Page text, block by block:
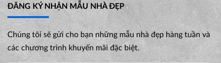
ĐĂNG KÝ NHẬN MẪU NHÀ ĐẸP
Chúng tôi sẽ gửi cho bạn những mẫu nhà đẹp hàng tuần và
các chương trình khuyến mãi đặc biệt.